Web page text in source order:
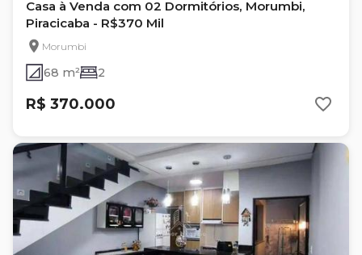
Casa à Venda com 02 Dormitórios, Morumbi,
Piracicaba - R$370 Mil
Morumbi
68 m² 2
R$ 370.000